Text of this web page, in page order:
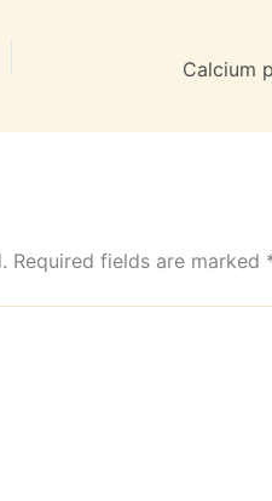
Calcium
Required fields are marked